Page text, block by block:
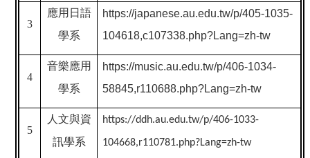
3
應用日語
學系
https://japanese.au.edu.tw/p/405-1035-
104618,c107338.php?Lang=zh-tw
4
音樂應用
學系
https://music.au.edu.tw/p/406-1034-
58845,r110688.php?Lang=zh-tw
5
人文與資
訊學系
https://ddh.au.edu.tw/p/406-1033-
104668,r110781.php?Lang=zh-tw